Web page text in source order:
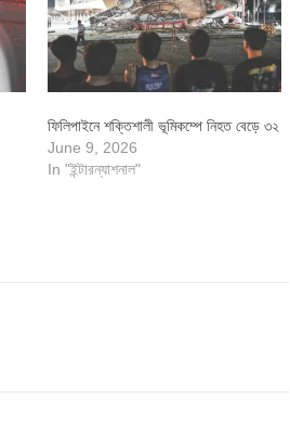
ফিলিপাইনে শক্তিশালী ভূমিকম্পে নিহত বেড়ে ৩২
June 9, 2026
In "ইন্টারন্যাশনাল"